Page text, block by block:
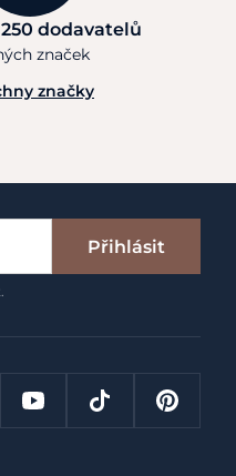
dodavatelů
značek
značky
Přihlásit